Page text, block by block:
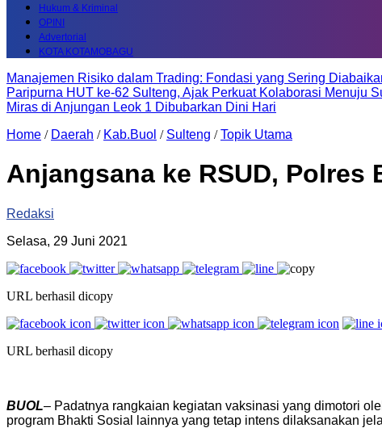
Hukum & Kriminal
OPINI
Advertorial
KOTA KOTAMOBAGU
Manajemen Risiko dalam Trading: Fondasi yang Sering
Paripurna HUT ke-62 Sulteng, Ajak Perkuat Kolaborasi Menuju
Miras di Anjungan Leok 1 Dibubarkan Dini Hari
Home / Daerah / Kab.Buol / Sulteng /Topik Utama
Anjangsana ke RSUD,
Redaksi
Selasa, 29 Juni 2021
URL berhasil dicopy
URL berhasil dicopy
BUOL– Padatnya rangkaian kegiatan vaksinasi yang dimotori
program Bhakti Sosial lainnya yang tetap intens dilaksanakan